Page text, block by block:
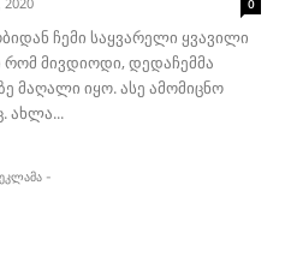
0
ჩემი საყვარელი ყვავილი
მივდიოდი, დედაჩემმა
მაღალი იყო. ასე ამომიცნო
ახლა...
-